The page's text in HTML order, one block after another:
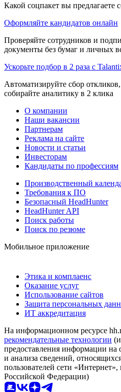
Какой соцпакет вы предлагаете
Оформляйте кандидатов онлайн
Проверяйте сотрудников и
документы без бумаг и личных
Ускорьте подбор в 2 раза с
Автоматизируйте сбор
собирайте аналитику в 2 клика
О компании
Наши вакансии
Партнерам
Реклама на сайте
Новости и статьи
Инвесторам
Кандидаты по профессиям
Производственный
Требования к ПО
Безопасный HeadHunter
HeadHunter API
Поиск работы
Поиск по резюме
Мобильное приложение
Этика и комплаенс
Оказание услуг
Использование сайтов
Защита персональных
ИТ аккредитация
На информационном ресурсе
рекомендательные технологии
предоставления информации на
и анализа сведений,
пользователей сети
Российской Федерации)